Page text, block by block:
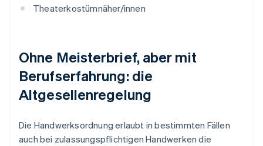
Theaterkostümnäher/innen
Ohne Meisterbrief, aber mit
Berufserfahrung: die
Altgesellenregelung
Die Handwerksordnung erlaubt in bestimmten Fällen
auch bei zulassungspflichtigen Handwerken die